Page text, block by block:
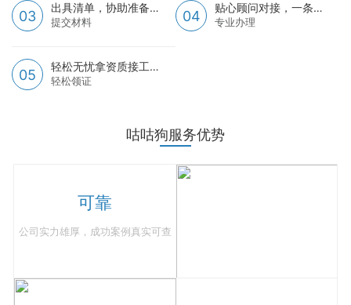
03
出具清单，协助准备资料
提交材料 04
贴心顾问对接，一条龙资质服务
专业办理
05
轻松无忧拿资质接工程
轻松领证
咕咕狗服务优势
可靠
公司实力雄厚，成功案例真实可查